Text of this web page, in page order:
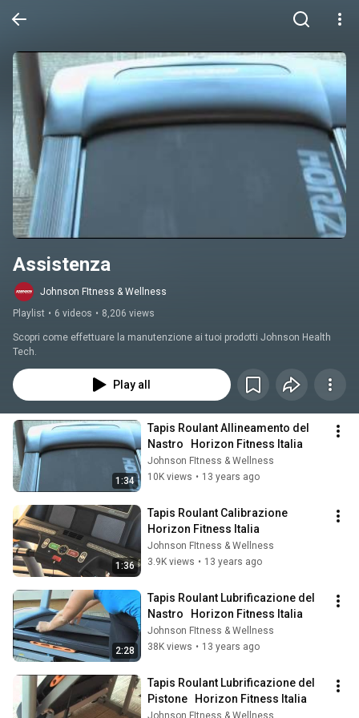
Assistenza
Johnson FItness & Wellness
Playlist • 6 videos • 8,206 views
Scopri come effettuare la manutenzione ai tuoi prodotti Johnson Health
Tech.
Play all
1:34
Tapis Roulant Allineamento del
Nastro   Horizon Fitness Italia
Johnson FItness & Wellness
10K views • 13 years ago
1:36
Tapis Roulant Calibrazione
Horizon Fitness Italia
Johnson FItness & Wellness
3.9K views • 13 years ago
2:28
Tapis Roulant Lubrificazione del
Nastro   Horizon Fitness Italia
Johnson FItness & Wellness
38K views • 13 years ago
Tapis Roulant Lubrificazione del
Pistone   Horizon Fitness Italia
Johnson FItness & Wellness